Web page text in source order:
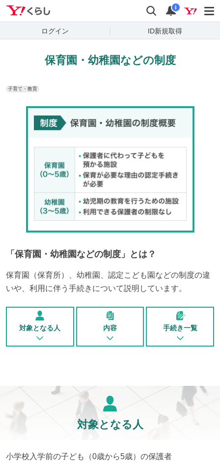
検索 通知
i
ログイン ID新規取得
保育園・幼稚園などの制度
子育て・教育
「 保育園・幼稚園などの制度 」とは？
保育園（保育所）、幼稚園、認定こども園などの制度の違
いや、利用に伴う手続きについて説明しています。
対象となる人 内容 手続き一覧
対象となる人
小学校入学前の子ども（0歳から5歳）の保護者